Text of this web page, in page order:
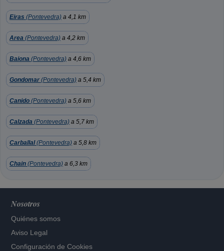
Eiras (Pontevedra) a 4,1 km
Area (Pontevedra) a 4,2 km
Baiona (Pontevedra) a 4,6 km
Gondomar (Pontevedra) a 5,4 km
Canido (Pontevedra) a 5,6 km
Calzada (Pontevedra) a 5,7 km
Carballal(Pontevedra) a 5,8 km
Chain (Pontevedra) a 6,3 km
Nosotros
Quiénes somos
Aviso Legal
Configuración de Cookies